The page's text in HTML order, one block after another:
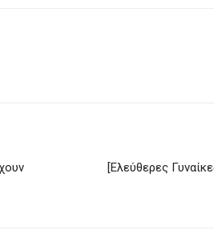
[Ελεύθερες